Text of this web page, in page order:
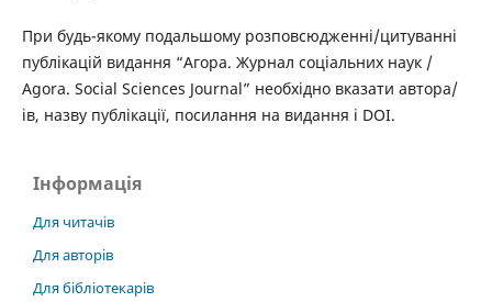
При будь-якому подальшому розповсюдженні/цитуванні
публікацій видання “Агора. Журнал соціальних наук /
Agora. Social Sciences Journal” необхідно вказати автора/
ів, назву публікації, посилання на видання і DOI.
Інформація
Для читачів
Для авторів
Для бібліотекарів